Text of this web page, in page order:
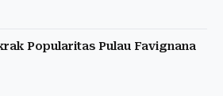
Popularitas Pulau Favignana